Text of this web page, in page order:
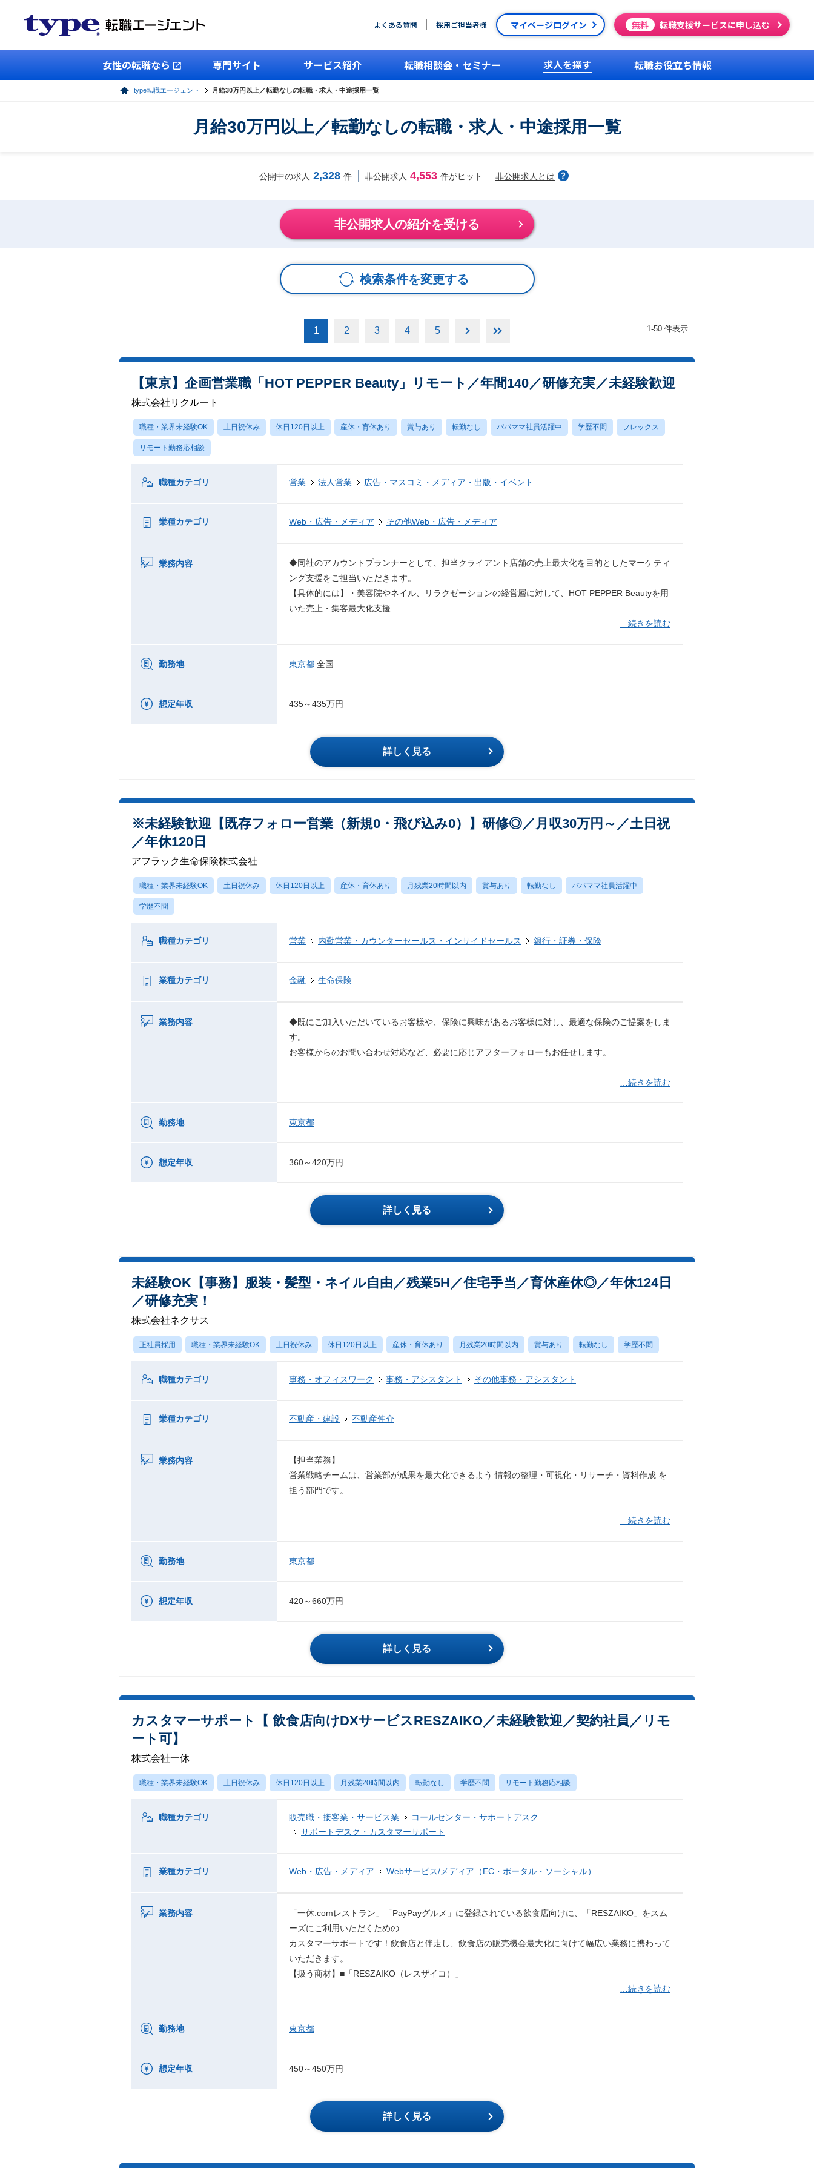
よくある質問 採用ご担当者様 マイページログイン 無料 転職支援サービスに申し込む
女性の転職なら 専門サイト サービス紹介 転職相談会・セミナー 求人を探す 転職お役立ち情報
type転職エージェント 月給30万円以上／転勤なしの転職・求人・中途採用一覧
月給30万円以上／転勤なしの転職・求人・中途採用一覧
公開中の求人 2,328 件 非公開求人 4,553 件がヒット 非公開求人とは
非公開求人の紹介を受ける
検索条件を変更する
1 2 3 4 5 1-50 件表示
【東京】企画営業職「HOT PEPPER Beauty」リモート／年間140／研修充実／未経験歓迎
株式会社リクルート
職種・業界未経験OK 土日祝休み 休日120日以上 産休・育休あり 賞与あり 転勤なし パパママ社員活躍中 学歴不問 フレックス
リモート勤務応相談
職種カテゴリ 営業 法人営業 広告・マスコミ・メディア・出版・イベント
業種カテゴリ Web・広告・メディア その他Web・広告・メディア
業務内容
◆同社のアカウントプランナーとして、担当クライアント店舗の売上最大化を目的としたマーケティ
ング支援をご担当いただきます。
【具体的には】・美容院やネイル、リラクゼーションの経営層に対して、HOT PEPPER Beautyを用
いた売上・集客最大化支援
…続きを読む
勤務地 東京都 全国
想定年収 435～435万円
詳しく見る
※未経験歓迎【既存フォロー営業（新規0・飛び込み0）】研修◎／月収30万円～／土日祝
／年休120日
アフラック生命保険株式会社
職種・業界未経験OK 土日祝休み 休日120日以上 産休・育休あり 月残業20時間以内 賞与あり 転勤なし パパママ社員活躍中
学歴不問
職種カテゴリ 営業 内勤営業・カウンターセールス・インサイドセールス 銀行・証券・保険
業種カテゴリ 金融 生命保険
業務内容
◆既にご加入いただいているお客様や、保険に興味があるお客様に対し、最適な保険のご提案をしま
す。
お客様からのお問い合わせ対応など、必要に応じアフターフォローもお任せします。
…続きを読む
勤務地 東京都
想定年収 360～420万円
詳しく見る
未経験OK【事務】服装・髪型・ネイル自由／残業5H／住宅手当／育休産休◎／年休124日
／研修充実！
株式会社ネクサス
正社員採用 職種・業界未経験OK 土日祝休み 休日120日以上 産休・育休あり 月残業20時間以内 賞与あり 転勤なし 学歴不問
職種カテゴリ 事務・オフィスワーク 事務・アシスタント その他事務・アシスタント
業種カテゴリ 不動産・建設 不動産仲介
業務内容
【担当業務】
営業戦略チームは、営業部が成果を最大化できるよう 情報の整理・可視化・リサーチ・資料作成 を
担う部門です。
…続きを読む
勤務地 東京都
想定年収 420～660万円
詳しく見る
カスタマーサポート【 飲食店向けDXサービスRESZAIKO／未経験歓迎／契約社員／リモ
ート可】
株式会社一休
職種・業界未経験OK 土日祝休み 休日120日以上 月残業20時間以内 転勤なし 学歴不問 リモート勤務応相談
職種カテゴリ 販売職・接客業・サービス業
コールセンター・サポートデスク
サポートデスク・カスタマーサポート
業種カテゴリ Web・広告・メディア Webサービス/メディア（EC・ポータル・ソーシャル）
業務内容
「一休.comレストラン」「PayPayグルメ」に登録されている飲食店向けに、「RESZAIKO」をスム
ーズにご利用いただくための
カスタマーサポートです！飲食店と伴走し、飲食店の販売機会最大化に向けて幅広い業務に携わって
いただきます。
【扱う商材】■「RESZAIKO（レスザイコ）」
…続きを読む
勤務地 東京都
想定年収 450～450万円
詳しく見る